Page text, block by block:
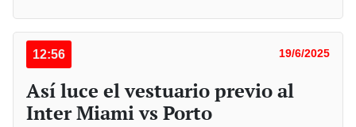
12:56 19/6/2025
Así luce el vestuario previo al
Inter Miami vs Porto